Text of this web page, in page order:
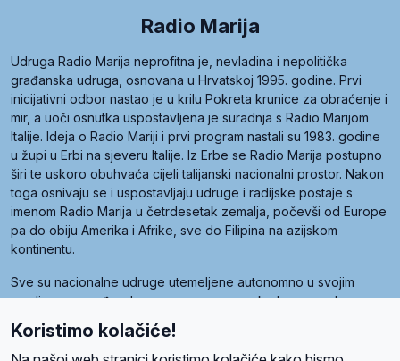
Radio Marija
Udruga Radio Marija neprofitna je, nevladina i nepolitička
građanska udruga, osnovana u Hrvatskoj 1995. godine. Prvi
inicijativni odbor nastao je u krilu Pokreta krunice za obraćenje i
mir, a uoči osnutka uspostavljena je suradnja s Radio Marijom
Italije. Ideja o Radio Mariji i prvi program nastali su 1983. godine
u župi u Erbi na sjeveru Italije. Iz Erbe se Radio Marija postupno
širi te uskoro obuhvaća cijeli talijanski nacionalni prostor. Nakon
toga osnivaju se i uspostavljaju udruge i radijske postaje s
imenom Radio Marija u četrdesetak zemalja, počevši od Europe
pa do obiju Amerika i Afrike, sve do Filipina na azijskom
kontinentu.
Sve su nacionalne udruge utemeljene autonomno u svojim
zemljama, a međusobna su povezane preko krovne udruge
pod nazivom Svjetska obitelj Radio Marije (World Family of
Radio Maria). Svjetsku obitelj utemeljilo je sedam članica, među
kojima je i hrvatska Udruga Radio Marija.
Koristimo kolačiće!